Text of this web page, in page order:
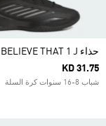
حذاء BELIEVE THAT 1 J
KD 31.75
شباب 8-16 سنوات كرة السلة